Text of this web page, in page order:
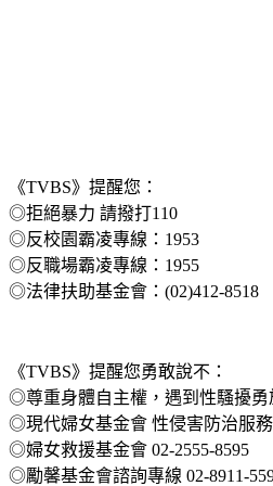
《TVBS》提醒您：
◎拒絕暴力 請撥打110
◎反校園霸凌專線：1953
◎反職場霸凌專線：1955
◎法律扶助基金會：(02)412-8518
《TVBS》提醒您勇敢說不：
◎尊重身體自主權，遇到性騷擾勇
◎現代婦女基金會 性侵害防治服務
◎婦女救援基金會 02-2555-8595
◎勵馨基金會諮詢專線 02-8911-